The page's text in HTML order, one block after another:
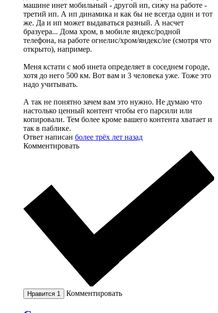
машине инет мобильный - другой ип, сижу на работе -
третий ип. А ип динамика и как бы не всегда один и тот
же. Да и ип может выдаваться разный. А насчет
бразуера... Дома хром, в мобиле яндекс/родной
телефона, на работе огнелис/хром/яндекс/ие (смотря что
открыто), например.
Меня кстати с моб инета определяет в соседнем городе,
хотя до него 500 км. Вот вам и 3 человека уже. Тоже это
надо учитывать.
А так не понятно зачем вам это нужно. Не думаю что
настолько ценный контент чтобы его парсили или
копировали. Тем более кроме вашего контента хватает и
так в паблике.
Ответ написан более трёх лет назад
Комментировать
Нравится 1 Комментировать